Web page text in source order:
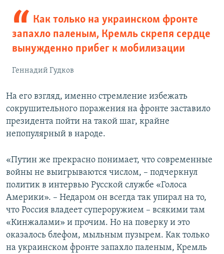
Как только на украинском фронте
запахло паленым, Кремль скрепя сердце
вынужденно прибег к мобилизации
Геннадий Гудков
На его взгляд, именно стремление избежать
сокрушительного поражения на фронте заставило
президента пойти на такой шаг, крайне
непопулярный в народе.
«Путин же прекрасно понимает, что современные
войны не выигрываются числом, – подчеркнул
политик в интервью Русской службе «Голоса
Америки». – Недаром он всегда так упирал на то,
что Россия владеет супероружием – всякими там
«Кинжалами» и прочим. Но на поверку и это
оказалось блефом, мыльным пузырем. Как только
на украинском фронте запахло паленым, Кремль